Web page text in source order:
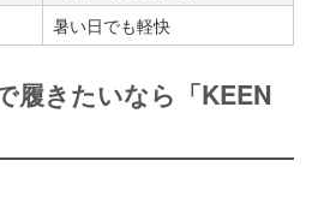
暑い日でも軽快
履きたいなら「KEEN